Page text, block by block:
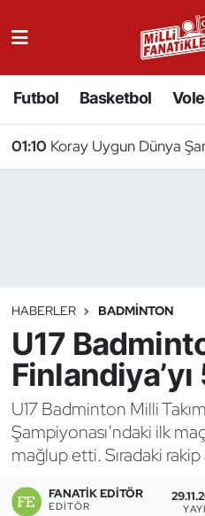
Futbol Basketbol
01:10 Koray Uygun Dünya
HABERLER BADMINTON
U17
U17 Badminton Milli
Şampiyonası’ndaki ilk
mağlup etti. Sıradaki
FANATIK EDITÖR
EDITÖR
Badminton
Binicilik
Bisiklet
Bocce Bowling Dart